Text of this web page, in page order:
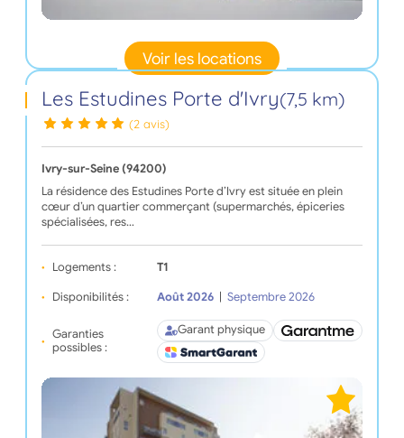
Voir les locations
Les Estudines Porte d'Ivry(7,5 km)
(2 avis)
Ivry-sur-Seine (94200)
La résidence des Estudines Porte d’Ivry est située en plein
cœur d’un quartier commerçant (supermarchés, épiceries
spécialisées, res…
Logements : T1
Disponibilités : Août 2026 Septembre 2026
Garanties
possibles :
Garant physique